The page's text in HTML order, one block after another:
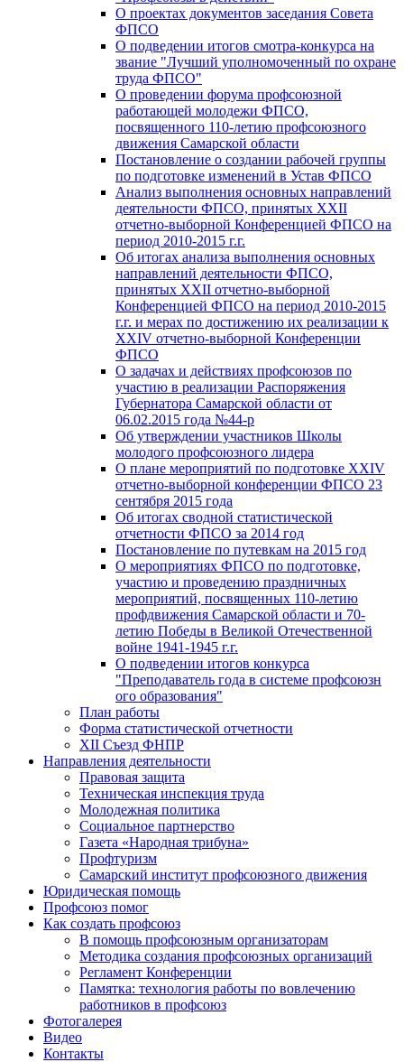
О проектах документов заседания Совета
ФПСО
О подведении итогов смотра-конкурса на
звание "Лучший уполномоченный по охране
труда ФПСО"
О проведении форума профсоюзной
работающей молодежи ФПСО,
посвященного 110-летию профсоюзного
движения Самарской области
Постановление о создании рабочей группы
по подготовке изменений в Устав ФПСО
Анализ выполнения основных направлений
деятельности ФПСО, принятых XXII
отчетно-выборной Конференцией ФПСО на
период 2010-2015 г.г.
Об итогах анализа выполнения основных
направлений деятельности ФПСО,
принятых XXII отчетно-выборной
Конференцией ФПСО на период 2010-2015
г.г. и мерах по достижению их реализации к
XXIV отчетно-выборной Конференции
ФПСО
О задачах и действиях профсоюзов по
участию в реализации Распоряжения
Губернатора Самарской области от
06.02.2015 года №44-р
Об утверждении участников Школы
молодого профсоюзного лидера
О плане мероприятий по подготовке XXIV
отчетно-выборной конференции ФПСО 23
сентября 2015 года
Об итогах сводной статистической
отчетности ФПСО за 2014 год
Постановление по путевкам на 2015 год
О мероприятиях ФПСО по подготовке,
участию и проведению праздничных
мероприятий, посвященных 110-летию
профдвижения Самарской области и 70-
летию Победы в Великой Отечественной
войне 1941-1945 г.г.
О подведении итогов конкурса
"Преподаватель года в системе профсоюзн
ого образования"
План работы
Форма статистической отчетности
XII Съезд ФНПР
Направления деятельности
Правовая защита
Техническая инспекция труда
Молодежная политика
Социальное партнерство
Газета «Народная трибуна»
Профтуризм
Самарский институт профсоюзного движения
Юридическая помощь
Профсоюз помог
Как создать профсоюз
В помощь профсоюзным организаторам
Методика создания профсоюзных организаций
Регламент Конференции
Памятка: технология работы по вовлечению
работников в профсоюз
Фотогалерея
Видео
Контакты